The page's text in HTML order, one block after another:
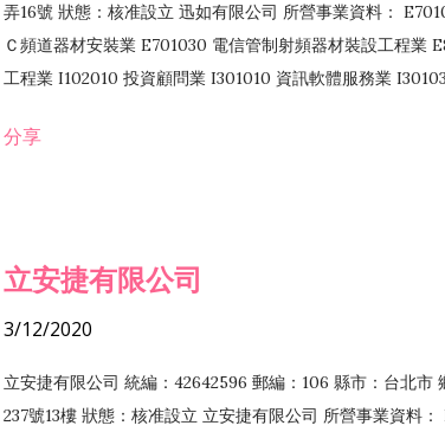
弄16號 狀態：核准設立 迅如有限公司 所營事業資料：
Ｃ頻道器材安裝業 E701030 電信管制射頻器材裝設工程業
工程業 I102010 投資顧問業 I301010 資訊軟體服務業
務 F102030 菸酒批發業 F203020 菸酒零售業 F401171 酒類
分享
立安捷有限公司
3/12/2020
立安捷有限公司 統編：42642596 郵編：106 縣市：台北
237號13樓 狀態：核准設立 立安捷有限公司 所營事業資料